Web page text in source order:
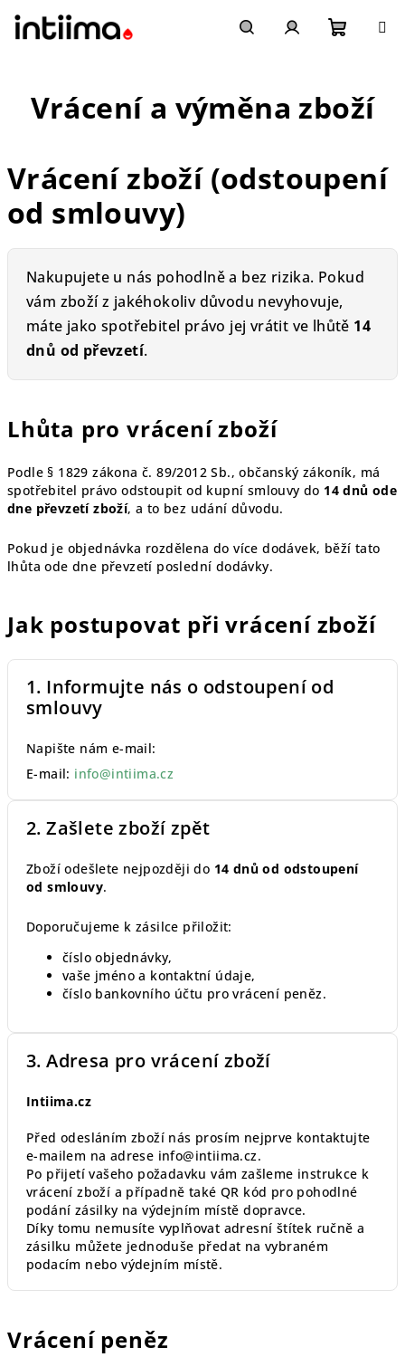
obsah
košík
Vrácení a výměna zboží
Vrácení zboží (odstoupení
od smlouvy)
Nakupujete u nás pohodlně a bez rizika. Pokud
vám zboží z jakéhokoliv důvodu nevyhovuje,
máte jako spotřebitel právo jej vrátit ve lhůtě 14
dnů od převzetí.
Lhůta pro vrácení zboží
Podle § 1829 zákona č. 89/2012 Sb., občanský zákoník, má
spotřebitel právo odstoupit od kupní smlouvy do 14 dnů ode
dne převzetí zboží, a to bez udání důvodu.
Pokud je objednávka rozdělena do více dodávek, běží tato
lhůta ode dne převzetí poslední dodávky.
Jak postupovat při vrácení zboží
1. Informujte nás o odstoupení od
smlouvy
Napište nám e-mail:
E-mail: info@intiima.cz
2. Zašlete zboží zpět
Zboží odešlete nejpozději do 14 dnů od odstoupení
od smlouvy.
Doporučujeme k zásilce přiložit:
číslo objednávky,
vaše jméno a kontaktní údaje,
číslo bankovního účtu pro vrácení peněz.
3. Adresa pro vrácení zboží
Intiima.cz
Před odesláním zboží nás prosím nejprve kontaktujte
e-mailem na adrese info@intiima.cz.
Po přijetí vašeho požadavku vám zašleme instrukce k
vrácení zboží a případně také QR kód pro pohodlné
podání zásilky na výdejním místě dopravce.
Díky tomu nemusíte vyplňovat adresní štítek ručně a
zásilku můžete jednoduše předat na vybraném
podacím nebo výdejním místě.
Vrácení peněz